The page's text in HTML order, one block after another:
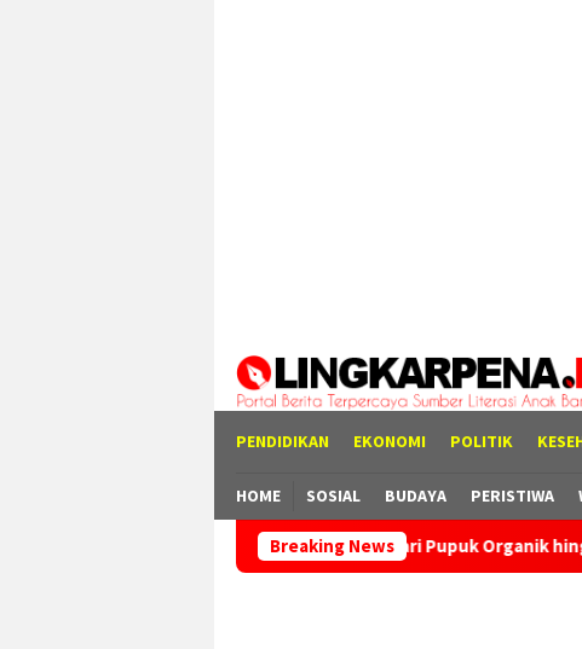
PENDIDIKAN EKONOMI POLITIK
HOME SOSIAL BUDAYA PERISTIWA
Breaking News
di Desa Sindangraja Dari Pupuk Organik hingga Eco-School